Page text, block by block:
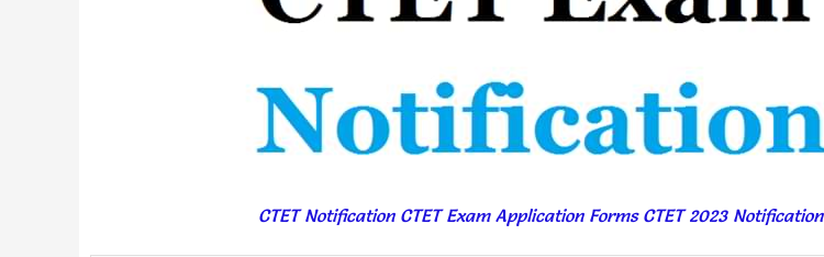
CTET Notification CTET Exam Application Forms CTET 2023 Notification